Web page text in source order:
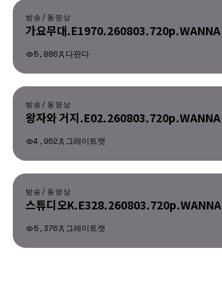
방송/동영상
가요무대.E1970.260803.720p.WANNA
5,886 다판다
방송/동영상
왕자와 거지.E02.260803.720p.WANNA
4,962 그레이트캣
방송/동영상
스튜디오K.E328.260803.720p.WANNA
5,376 그레이트캣